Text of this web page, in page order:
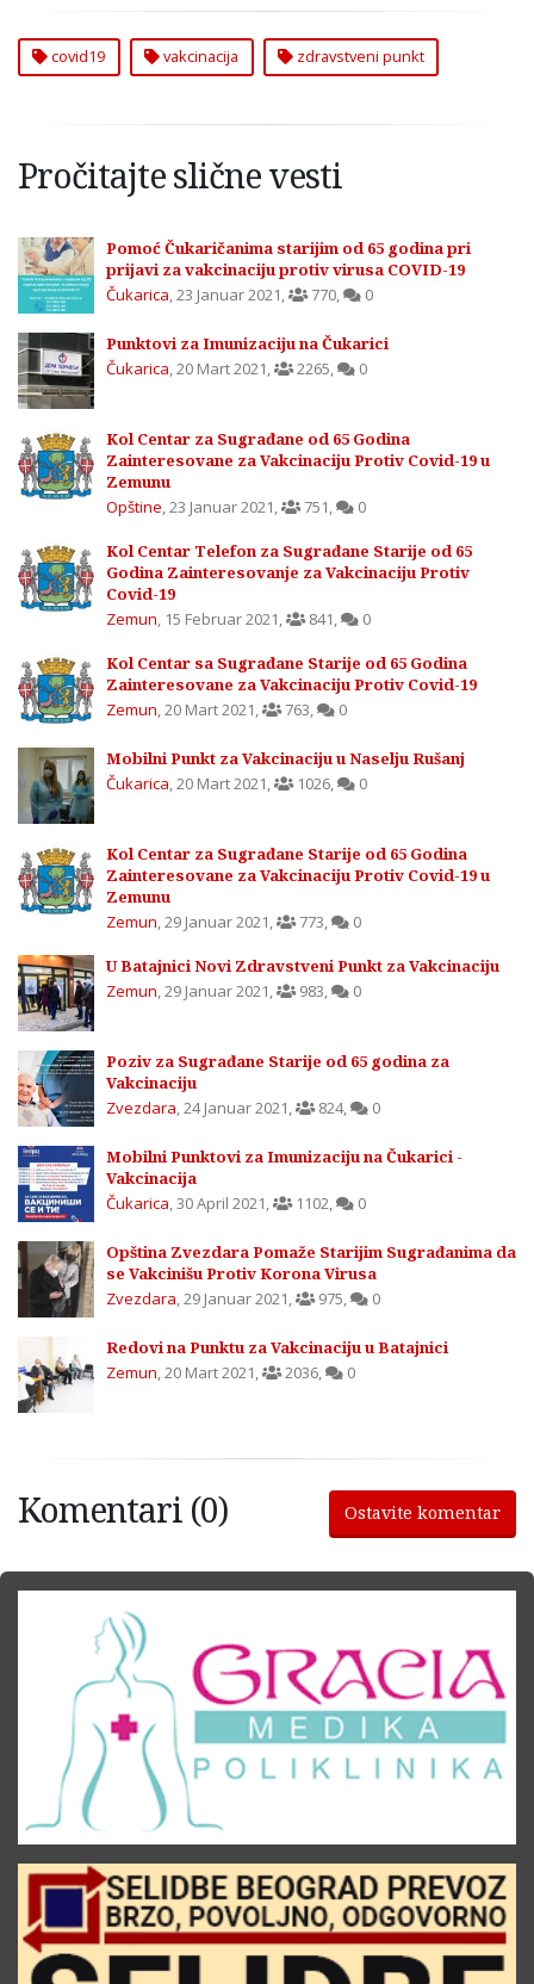
covid19 vakcinacija zdravstveni punkt
Pročitajte slične vesti
Pomoć Čukaričanima starijim od 65 godina pri
prijavi za vakcinaciju protiv virusa COVID-19
Čukarica,23 Januar 2021, 770, 0
Punktovi za Imunizaciju na Čukarici
Čukarica,20 Mart 2021, 2265, 0
Kol Centar za Sugrađane od 65 Godina
Zainteresovane za Vakcinaciju Protiv Covid-19 u
Zemunu
Opštine,23 Januar 2021, 751, 0
Kol Centar Telefon za Sugrađane Starije od 65
Godina Zainteresovanje za Vakcinaciju Protiv
Covid-19
Zemun, 15 Februar 2021, 841, 0
Kol Centar sa Sugrađane Starije od 65 Godina
Zainteresovane za Vakcinaciju Protiv Covid-19
Zemun,20 Mart 2021, 763, 0
Mobilni Punkt za Vakcinaciju u Naselju Rušanj
Čukarica,20 Mart 2021, 1026, 0
Kol Centar za Sugrađane Starije od 65 Godina
Zainteresovane za Vakcinaciju Protiv Covid-19 u
Zemunu
Zemun,29 Januar 2021, 773, 0
U Batajnici Novi Zdravstveni Punkt za Vakcinaciju
Zemun,29 Januar 2021, 983, 0
Poziv za Sugrađane Starije od 65 godina za
Vakcinaciju
Zvezdara,24 Januar 2021, 824, 0
Mobilni Punktovi za Imunizaciju na Čukarici -
Vakcinacija
Čukarica,30 April 2021, 1102, 0
Opština Zvezdara Pomaže Starijim Sugrađanima da
se Vakcinišu Protiv Korona Virusa
Zvezdara,29 Januar 2021, 975, 0
Redovi na Punktu za Vakcinaciju u Batajnici
Zemun,20 Mart 2021, 2036, 0
Komentari (0) Ostavite komentar